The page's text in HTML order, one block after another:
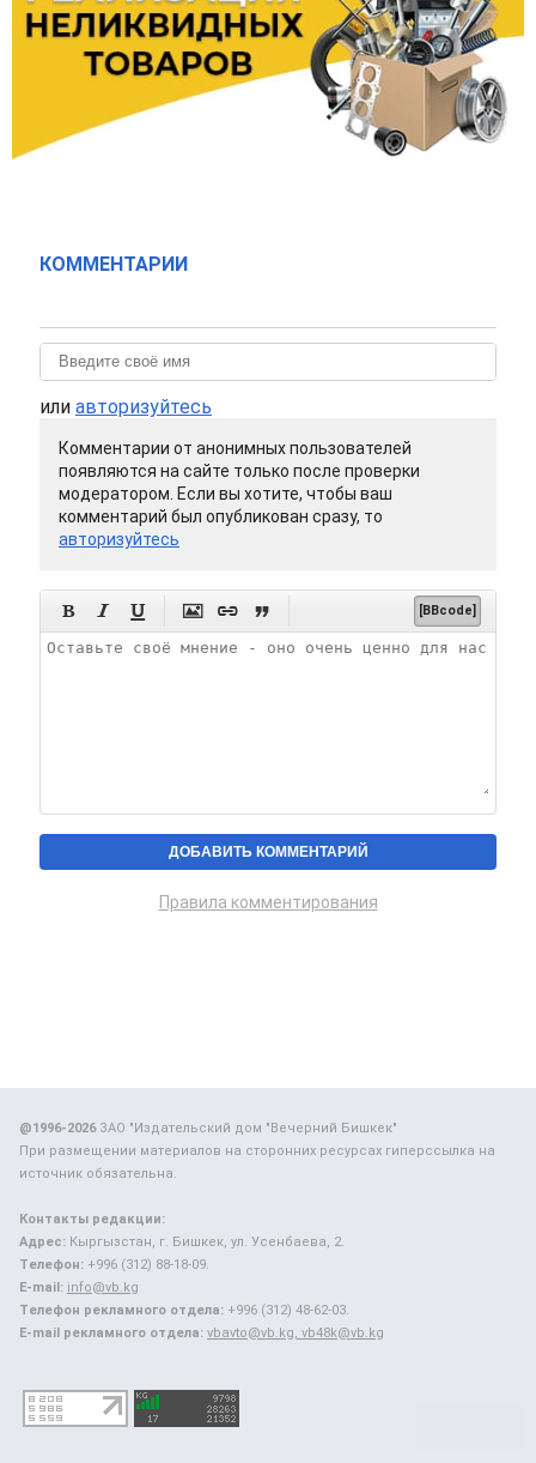
КОММЕНТАРИИ
или авторизуйтесь
Комментарии от анонимных пользователей
появляются на сайте только после проверки
модератором. Если вы хотите, чтобы ваш
комментарий был опубликован сразу, то
авторизуйтесь
      [BBcode]
Правила комментирования
@1996-2026ЗАО "Издательский дом "Вечерний Бишкек"
При размещении материалов на сторонних ресурсах гиперссылка на
источник обязательна.
Контакты редакции:
Адрес: Кыргызстан, г. Бишкек, ул. Усенбаева, 2.
Телефон: +996 (312) 88-18-09.
E-mail: info@vb.kg
Телефон рекламного отдела: +996 (312) 48-62-03.
E-mail рекламного отдела: vbavto@vb.kg, vb48k@vb.kg